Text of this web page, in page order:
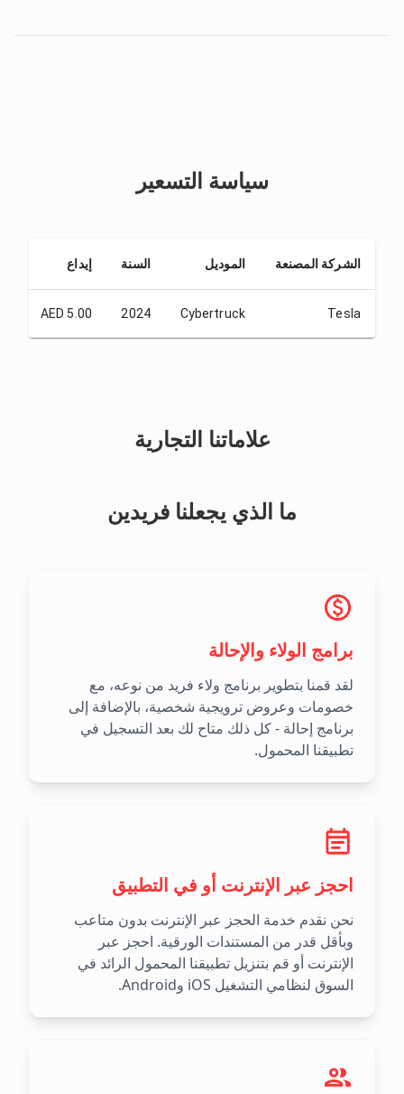
سياسة التسعير
الشركة المصنعة الموديل السنة إيداع
Tesla
Cybertruck
2024
AED 5.00
علاماتنا التجارية
ما الذي يجعلنا فريدين
برامج الولاء والإحالة
لقد قمنا بتطوير برنامج ولاء فريد من نوعه، مع
خصومات وعروض ترويجية شخصية، بالإضافة إلى
برنامج إحالة - كل ذلك متاح لك بعد التسجيل في
تطبيقنا المحمول.
احجز عبر الإنترنت أو في التطبيق
نحن نقدم خدمة الحجز عبر الإنترنت بدون متاعب
وبأقل قدر من المستندات الورقية. احجز عبر
الإنترنت أو قم بتنزيل تطبيقنا المحمول الرائد في
السوق لنظامي التشغيل iOS وAndroid.